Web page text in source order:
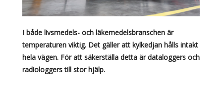
I både livsmedels- och läkemedelsbranschen är
temperaturen viktig. Det gäller att kylkedjan hålls intakt
hela vägen. För att säkerställa detta är dataloggers och
radiologgers till stor hjälp.